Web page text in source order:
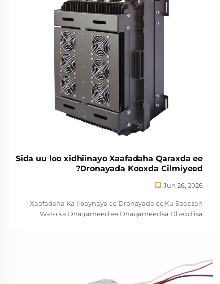
Sida uu loo xidhiinayo Xaafadaha Qaraxda ee
Dronayada Kooxda Cilmiyeed?
Jun 26, 2026
Xaafadaha Ka Iibaynaya ee Dronayada ee Ku Saabsan
Wararka Dhaqameed ee Dhaqameedka Dhexdiisa
Dabadeed ayaa la isticmaali karaa dronayada qorsho yar ee
ku saleysan...